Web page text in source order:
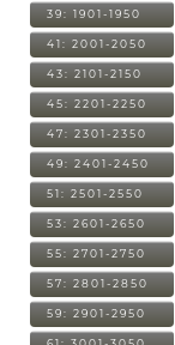
39: 1901-1950
41: 2001-2050
43: 2101-2150
45: 2201-2250
47: 2301-2350
49: 2401-2450
51: 2501-2550
53: 2601-2650
55: 2701-2750
57: 2801-2850
59: 2901-2950